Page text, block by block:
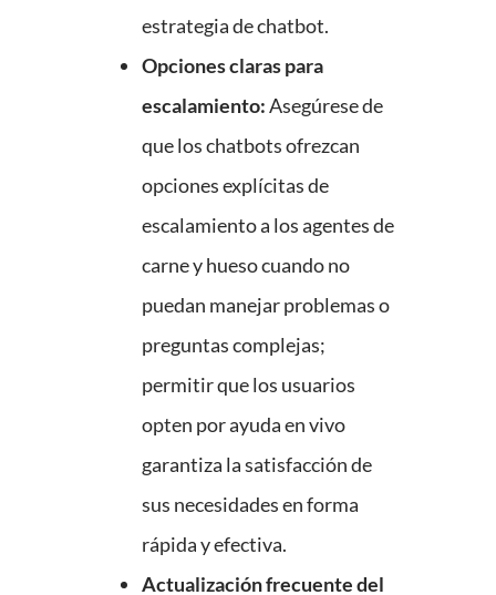
estrategia de chatbot.
Opciones claras para
escalamiento:Asegúrese de
que los chatbots ofrezcan
opciones explícitas de
escalamiento a los agentes de
carne y hueso cuando no
puedan manejar problemas o
preguntas complejas;
permitir que los usuarios
opten por ayuda en vivo
garantiza la satisfacción de
sus necesidades en forma
rápida y efectiva.
Actualización frecuente del